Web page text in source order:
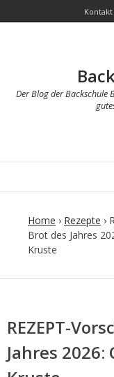
Kontakt
Der Blog der Backschule
Home › Rezepte ›
Brot des Jahres
Kruste
REZEPT-
Jahres